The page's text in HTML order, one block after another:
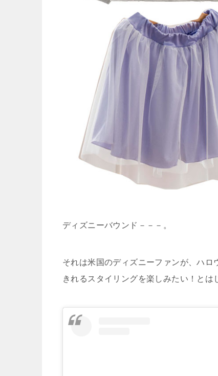
ディズニーバウンド－－－。
それは米国のディズニーファンが、ハロ
きれるスタイリングを楽しみたい！とは